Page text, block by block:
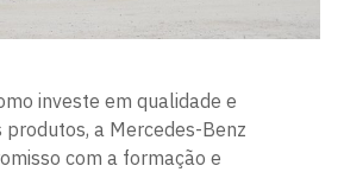
investe em qualidade e
a Mercedes-Benz
com a formação e